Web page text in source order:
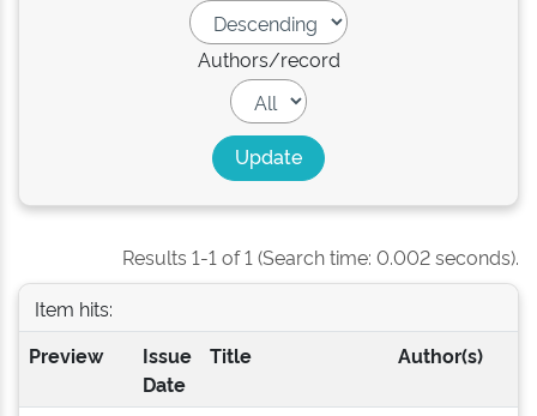
Authors/record
Results 1-1 of 1 (Search time: 0.002 seconds).
Item hits:
Preview
Issue
Date
Title Author(s)